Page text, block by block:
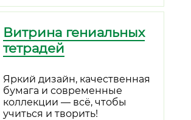
Витрина гениальных
тетрадей
Яркий дизайн, качественная
бумага и современные
коллекции — всё, чтобы
учиться и творить!